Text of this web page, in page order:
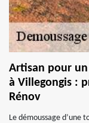
Artisan pour
à Villegongis :
Rénov
Le démoussage d’une